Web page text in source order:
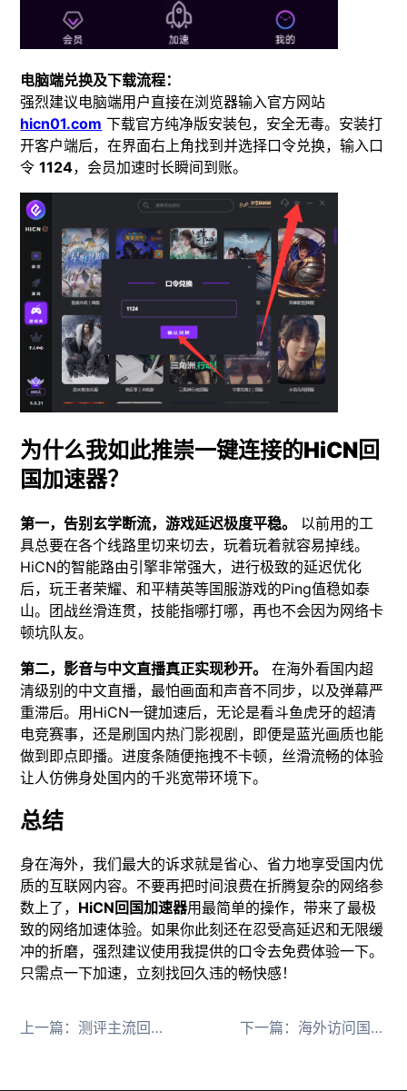
电脑端兑换及下载流程：
强烈建议电脑端用户直接在浏览器输入官方网站
hicn01.com 下载官方纯净版安装包，安全无毒。安装打
开客户端后，在界面右上角找到并选择口令兑换，输入口
令1124，会员加速时长瞬间到账。
为什么我如此推崇一键连接的HiCN回
国加速器？
第一，告别玄学断流，游戏延迟极度平稳。
以前用的工
具总要在各个线路里切来切去，玩着玩着就容易掉线。
HiCN的智能路由引擎非常强大，进行极致的延迟优化
后，玩王者荣耀、和平精英等国服游戏的Ping值稳如泰
山。团战丝滑连贯，技能指哪打哪，再也不会因为网络卡
顿坑队友。
第二，影音与中文直播真正实现秒开。
在海外看国内超
清级别的中文直播，最怕画面和声音不同步，以及弹幕严
重滞后。用HiCN一键加速后，无论是看斗鱼虎牙的超清
电竞赛事，还是刷国内热门影视剧，即便是蓝光画质也能
做到即点即播。进度条随便拖拽不卡顿，丝滑流畅的体验
让人仿佛身处国内的千兆宽带环境下。
总结
身在海外，我们最大的诉求就是省心、省力地享受国内优
质的互联网内容。不要再把时间浪费在折腾复杂的网络参
数上了， HiCN回国加速器用最简单的操作，带来了最极
致的网络加速体验。如果你此刻还在忍受高延迟和无限缓
冲的折磨，强烈建议使用我提供的口令去免费体验一下。
只需点一下加速，立刻找回久违的畅快感！
上一篇：测评主流回国加速服务优缺点对比 下一篇： 海外访问国内APP加速方案